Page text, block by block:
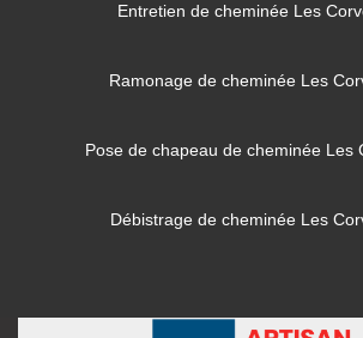
Entretien de cheminée Les
Ramonage de cheminée Les
Pose de chapeau de cheminée Les
Débistrage de cheminée Les